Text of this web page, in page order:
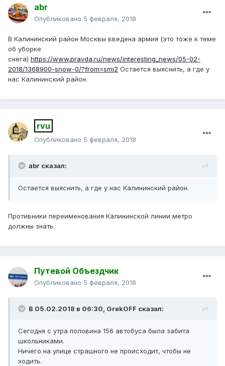
abr
Опубликовано 5 февраля, 2018
В Калининский район Москвы введена армия (это тоже к теме
об уборке
снега) https://www.pravda.ru/news/interesting_news/05-02-
2018/1368900-snow-0/?from=smi2 Остается выяснить, а где у
нас Калининский район.
rvu
Опубликовано 5 февраля, 2018
abr сказал:
Остается выяснить, а где у нас Калининский район.
Противники переименования Калининской линии метро
должны знать.
Путевой Объездчик
Опубликовано 5 февраля, 2018
В 05.02.2018 в 06:30, GrekOFF сказал:
Сегодня с утра половина 156 автобуса была забита
школьниками.
Ничего на улице страшного не происходит, чтобы не
ходить.